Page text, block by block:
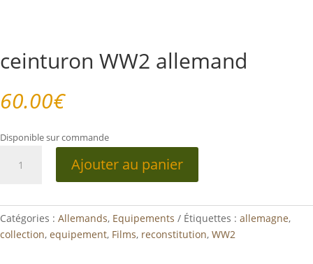
ceinturon WW2 allemand
60.00€
Disponible sur commande
allemand
Ajouter au panier
Catégories : Allemands, Equipements Étiquettes : allemagne,
collection, equipement, Films, reconstitution, WW2